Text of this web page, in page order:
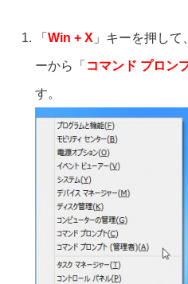
「 Win + X 」キーを押し
ーから「 コマンド プロン
す。